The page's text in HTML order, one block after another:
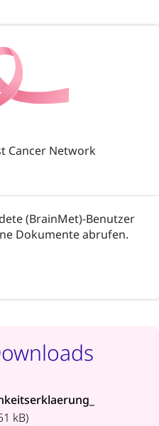
Cancer Network
(BrainMet)-Benutzer
Dokumente abrufen.
kB)